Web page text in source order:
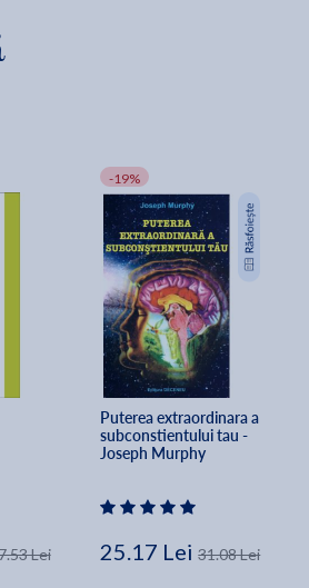
Lei
-19%
Puterea extraordinara a
subconstientului tau -
Joseph Murphy
25.17 Lei 31.08 Lei